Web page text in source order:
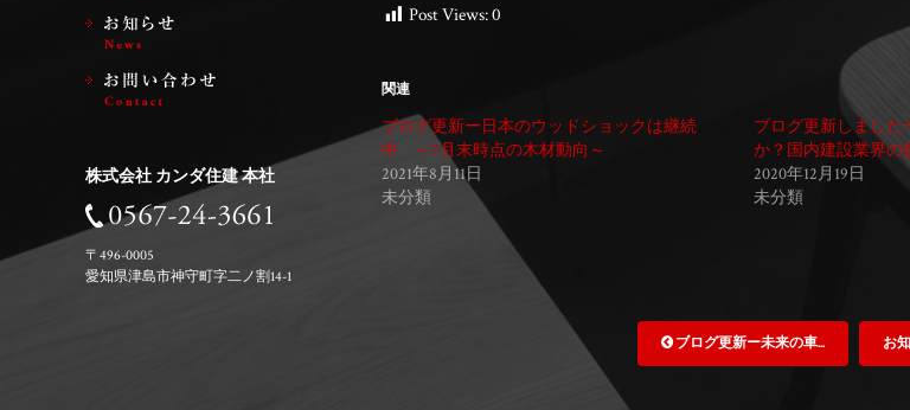
株式会社 カンダ住建 本社
〒496-0005
愛知県津島市神守町字二ノ割14-1
Post Views:0
関連
ブログ更新ー日本のウッドショックは継続
中 ～7月末時点の木材動向～
2021年8月11日
未分類
ブログ更新しまし
か？国内建設業界の
2020年12月19日
未分類
ブログ更新ー未来の車... お